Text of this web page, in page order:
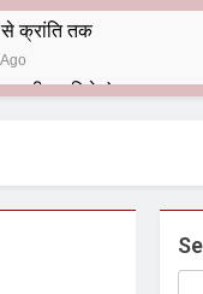
क्रांति तक
महात्मा गांधी (पुण्य तिथि-30 जनवरी पर विशेष)
कदम